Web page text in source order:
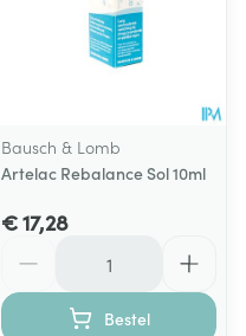
Bausch & Lomb
Artelac Rebalance Sol 10ml
€ 17,28
Bestel